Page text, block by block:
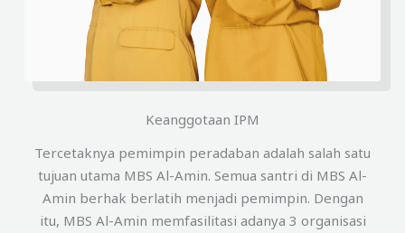
Keanggotaan IPM
Tercetaknya pemimpin peradaban adalah salah satu
tujuan utama MBS Al-Amin. Semua santri di MBS Al-
Amin berhak berlatih menjadi pemimpin. Dengan
itu, MBS Al-Amin memfasilitasi adanya 3 organisasi